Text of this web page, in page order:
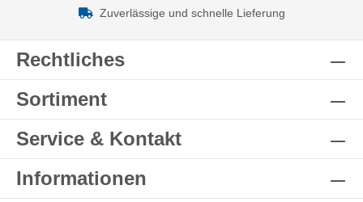
Zuverlässige und schnelle Lieferung
Rechtliches
Sortiment
Service & Kontakt
Informationen